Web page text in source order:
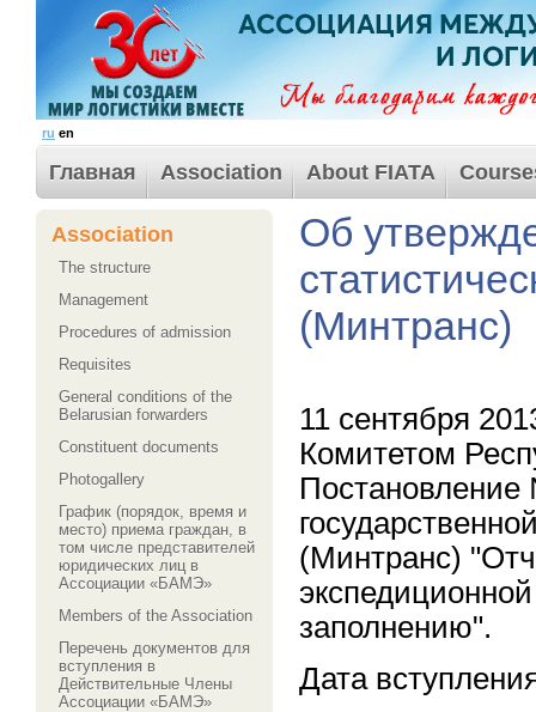
ru en
Главная Association About FIATA
Association
The structure
Management
Procedures of admission
Requisites
General conditions of the
Belarusian forwarders
Сonstituent documents
Photogallery
График (порядок, время и
место) приема граждан, в
том числе представителей
юридических лиц в
Ассоциации «БАМЭ»
Members of the Association
Перечень документов для
вступления в
Действительные Члены
Ассоциации «БАМЭ»
Об
(Минтранс)
11 сентября
Комитетом
(Минтранс)
заполнению".
Дата